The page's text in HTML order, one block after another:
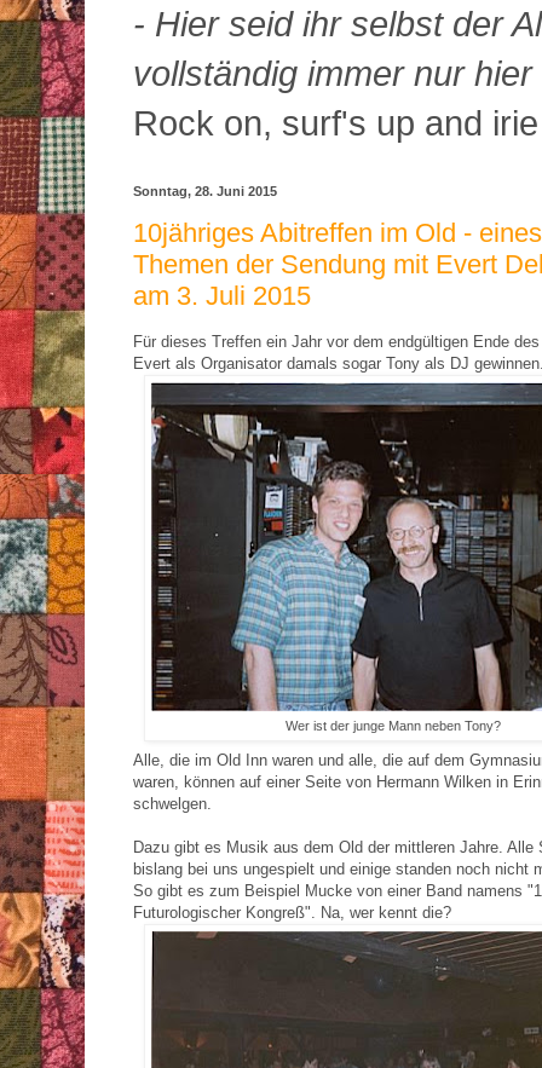
- Hier seid ihr selbst der
vollständig immer nur
Rock on, surf's up and
Sonntag, 28. Juni 2015
10jähriges Abitreffen im Old -
Themen der Sendung mit Evert
am 3. Juli 2015
Für dieses Treffen ein Jahr vor dem endgültigen Ende
Evert als Organisator damals sogar Tony als DJ
Wer ist der junge Mann neben Tony?
Alle, die im Old Inn waren und alle, die auf dem
waren, können auf einer Seite von Hermann Wilken in
schwelgen.
Dazu gibt es Musik aus dem Old der mittleren Jahre. Alle
bislang bei uns ungespielt und einige standen noch nicht
So gibt es zum Beispiel Mucke von einer Band namens
Futurologischer Kongreß". Na, wer kennt die?